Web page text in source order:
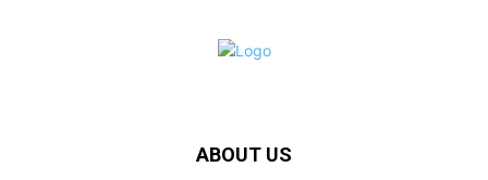
ABOUT US